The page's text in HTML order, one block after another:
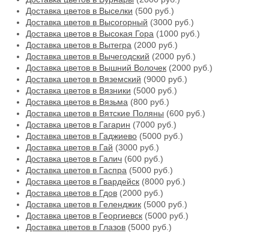
Доставка цветов в Выселки (500 руб.)
Доставка цветов в Высогорный (3000 руб.)
Доставка цветов в Высокая Гора (1000 руб.)
Доставка цветов в Вытегра (2000 руб.)
Доставка цветов в Вычегодский (2000 руб.)
Доставка цветов в Вышний Волочек (2000 руб.)
Доставка цветов в Вяземский (9000 руб.)
Доставка цветов в Вязники (5000 руб.)
Доставка цветов в Вязьма (800 руб.)
Доставка цветов в Вятские Поляны (600 руб.)
Доставка цветов в Гагарин (7000 руб.)
Доставка цветов в Гаджиево (5000 руб.)
Доставка цветов в Гай (3000 руб.)
Доставка цветов в Галич (600 руб.)
Доставка цветов в Гаспра (5000 руб.)
Доставка цветов в Гвардейск (8000 руб.)
Доставка цветов в Гдов (2000 руб.)
Доставка цветов в Геленджик (5000 руб.)
Доставка цветов в Георгиевск (5000 руб.)
Доставка цветов в Глазов (5000 руб.)